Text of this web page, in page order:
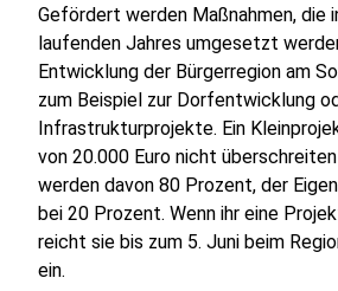
Gefördert werden Maßnahmen, die
laufenden Jahres umgesetzt
Entwicklung der Bürgerregion am
zum Beispiel zur Dorfentwicklung
Infrastrukturprojekte. Ein
von 20.000 Euro nicht
werden davon 80 Prozent, der
bei 20 Prozent. Wenn ihr eine
reicht sie bis zum 5. Juni beim
ein.